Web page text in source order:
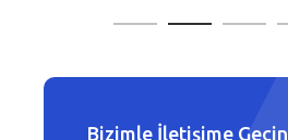
Bizimle İletişime Geçin